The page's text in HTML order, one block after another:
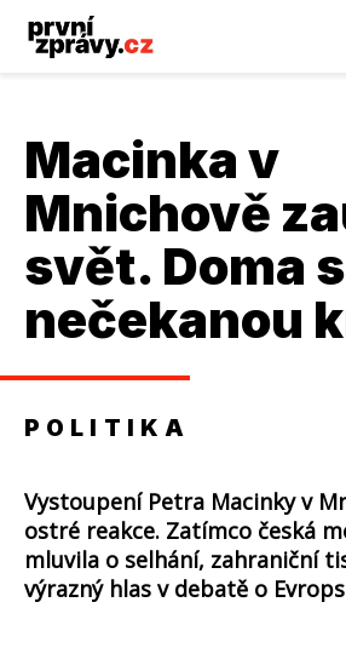
Macinka v
Mnichově
svět. Doma
nečekanou
POLITIKA
Vystoupení Petra Macinky v
ostré reakce. Zatímco česká
mluvila o selhání, zahraniční
výrazný hlas v debatě o